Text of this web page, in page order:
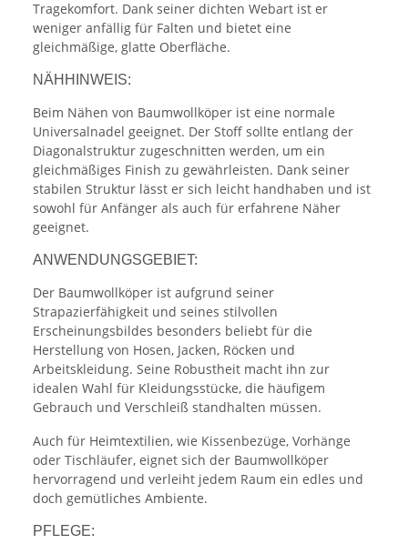
Tragekomfort. Dank seiner dichten Webart ist er
weniger anfällig für Falten und bietet eine
gleichmäßige, glatte Oberfläche.
NÄHHINWEIS:
Beim Nähen von Baumwollköper ist eine normale
Universalnadel geeignet. Der Stoff sollte entlang der
Diagonalstruktur zugeschnitten werden, um ein
gleichmäßiges Finish zu gewährleisten. Dank seiner
stabilen Struktur lässt er sich leicht handhaben und ist
sowohl für Anfänger als auch für erfahrene Näher
geeignet.
ANWENDUNGSGEBIET:
Der Baumwollköper ist aufgrund seiner
Strapazierfähigkeit und seines stilvollen
Erscheinungsbildes besonders beliebt für die
Herstellung von Hosen, Jacken, Röcken und
Arbeitskleidung. Seine Robustheit macht ihn zur
idealen Wahl für Kleidungsstücke, die häufigem
Gebrauch und Verschleiß standhalten müssen.
Auch für Heimtextilien, wie Kissenbezüge, Vorhänge
oder Tischläufer, eignet sich der Baumwollköper
hervorragend und verleiht jedem Raum ein edles und
doch gemütliches Ambiente.
PFLEGE: